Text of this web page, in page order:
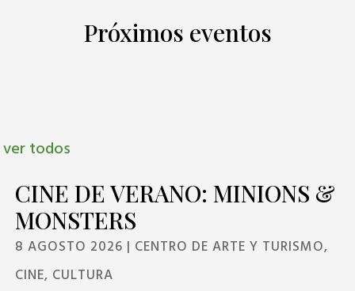
Próximos eventos
ver todos
CINE DE VERANO: MINIONS &
MONSTERS
8 AGOSTO 2026 | CENTRO DE ARTE Y TURISMO,
CINE, CULTURA